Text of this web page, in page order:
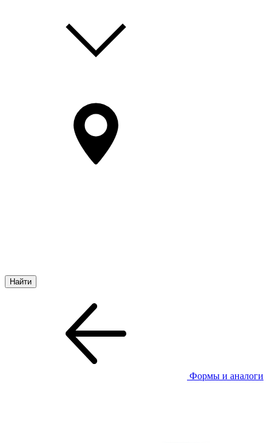
Формы и аналоги